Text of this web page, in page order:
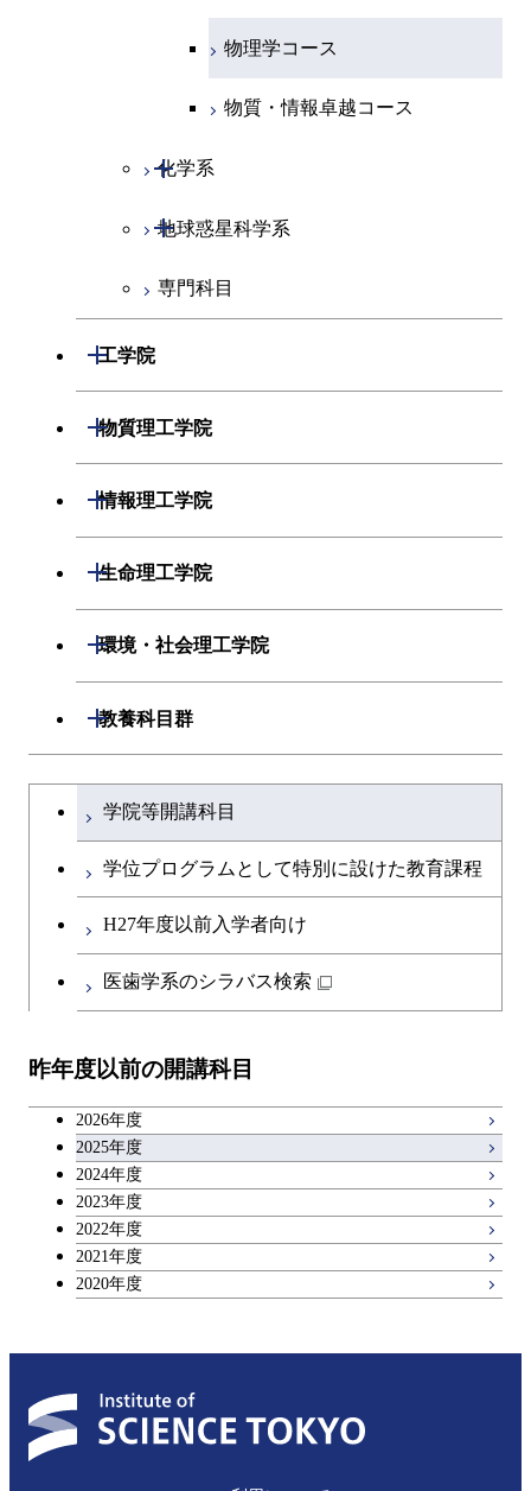
物理学コース
物質・情報卓越コース
化学系
開閉
化学コース
エネルギーコース
地球惑星科学系
開閉
地球惑星科学コース
専門科目
工学院
開閉
機械系
開閉
エネルギーコース
エンジニアリングデザイン
ライフエンジニアリングコ
ース
原子核工学コース
人間医療科学技術コース
システム制御コース
コース
電気電子系
開閉
エネルギーコース
ライフエンジニアリングコ
ース
原子核工学コース
人間医療科学技術コース
物質・情報卓越コース
情報通信コース
コース
ライフエンジニアリングコ
ース
人間医療科学技術コース
経営工学系
開閉
エンジニアリングデザイン
コース
専門科目
物質理工学院
開閉
材料系
開閉
エネルギーコース
原子核工学コース
人間医療科学技術コース
応用化学コース
ース
原子核工学コース
物質・情報卓越コース
専門科目
情報理工学院
開閉
数理・計算科学系
開閉
知能情報コース
情報工学コース
知能情報コース
エネルギー・情報コース
人間医療科学技術コース
物質・情報卓越コース
専門科目
生命理工学院
開閉
生命理工学系
開閉
ライフエンジニアリングコ
ース
地球生命コース
物質・情報卓越コース
環境・社会理工学院
開閉
建築学系
開閉
コース
都市・環境学コース
エンジニアリングデザイン
コース
都市・環境学コース
開閉
地球環境共創コース
エネルギーコース
エネルギー・情報コース
エンジニアリングデザイン
原子核工学コース
物質・情報卓越コース
社会・人間科学系
社会・人間科学コース
イノベーション科学系
イノベーション科学コース
人間医療科学技術コース
技術経営専門職学位課程
開閉
技術経営専門職学位課程
専門科目
教養科目群
開閉
文系教養科目
英語科目
第二外国語科目
キャリア科目
大学院課程を切り替える
学院等開講科目
学位プログラムとして特別に設けた教育課程
H27年度以前入学者向け
医歯学系のシラバス検索
昨年度以前の開講科目
2026年度
2025年度
2024年度
2023年度
2022年度
2021年度
2020年度